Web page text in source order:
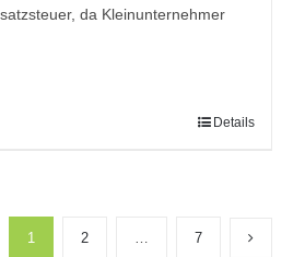
€
7,95 €.
da Kleinunternehmer
Details
1 2 7